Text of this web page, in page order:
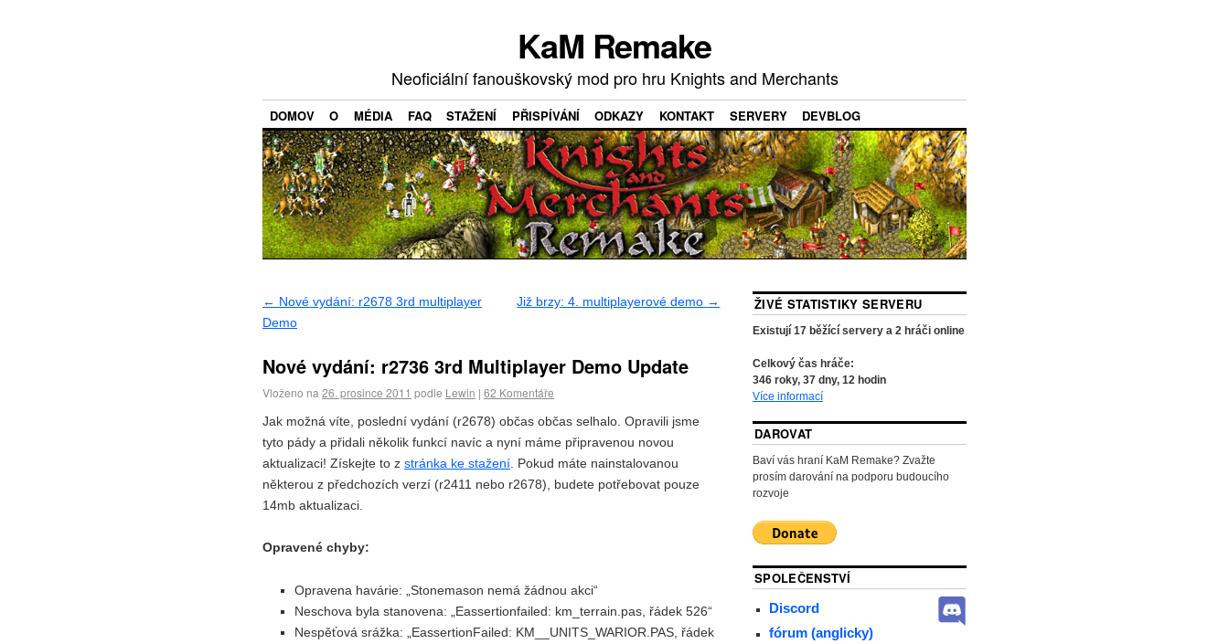
KaM Remake
Neoficiální fanouškovský mod pro hru Knights and Merchants
DOMOV O MÉDIA FAQ STAŽENÍ PŘISPÍVÁNÍ ODKAZY KONTAKT SERVERY DEVBLOG
← Nové vydání: r2678 3rd multiplayer
Demo
Již brzy: 4. multiplayerové demo →
Nové vydání: r2736 3rd Multiplayer Demo Update
Vloženo na 26. prosince 2011 podle Lewin | 62 Komentáře
Jak možná víte, poslední vydání (r2678) občas občas selhalo. Opravili jsme
tyto pády a přidali několik funkcí navíc a nyní máme připravenou novou
aktualizaci! Získejte to z stránka ke stažení . Pokud máte nainstalovanou
některou z předchozích verzí (r2411 nebo r2678), budete potřebovat pouze
14mb aktualizaci.
Opravené chyby:
Opravena havárie: „Stonemason nemá žádnou akci“
Neschova byla stanovena: „Eassertionfailed: km_terrain.pas, řádek 526“
Nespěťová srážka: „EassertionFailed: KM__UNITS_WARIOR.PAS, řádek
ŽIVÉ STATISTIKY SERVERU
Existují 17běžící servery a 2hráči online
Celkový čas hráče:
346roky, 37dny, 12hodin
Více informací
DAROVAT
Baví vás hraní KaM Remake? Zvažte
prosím darování na podporu budoucího
rozvoje
SPOLEČENSTVÍ
Discord
fórum (anglicky)